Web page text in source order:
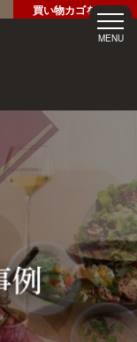
買い物カゴを見る
MENU